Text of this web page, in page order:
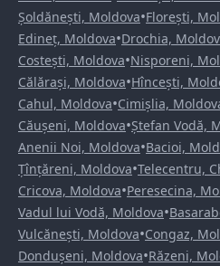
Șoldănești, Moldova•Florești,
Edineț, Moldova•Drochia,
Costești, Moldova•Nisporeni,
Călărași, Moldova•Hîncești,
Cahul, Moldova•Cimișlia,
Căușeni, Moldova•Ștefan Vodă,
Anenii Noi, Moldova•Bacioi,
Țînțăreni, Moldova•Telecentru,
Cricova, Moldova•Peresecina,
Vadul lui Vodă, Moldova•
Vulcănești, Moldova•Congaz,
Dondușeni, Moldova•Răzeni,